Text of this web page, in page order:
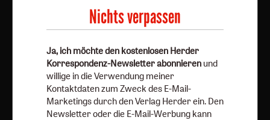
Ich bin einverstanden, dass mein personenbezogenes
Nutzungsverhalten in Newsletter und E-Mail-Werbung
meine Interessen auszurichten. Über einen Link in
Newsletter oder E-Mail kann ich diese Funktion jederzeit
ausschalten.
Weiterführende Informationen finden Sie in unseren
Datenschutzhinweisen.
Nichts verpassen
Ja, ich möchte den kostenlosen Herder
Korrespondenz-Newsletter abonnieren und
willige in die Verwendung meiner
Kontaktdaten zum Zweck des E-Mail-
Marketings durch den Verlag Herder ein. Den
Newsletter oder die E-Mail-Werbung kann